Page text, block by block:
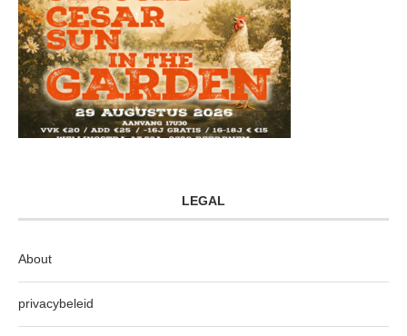
LEGAL
About
privacybeleid